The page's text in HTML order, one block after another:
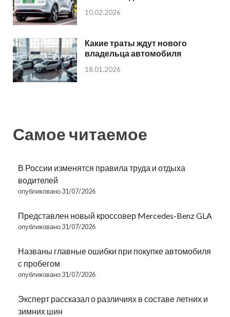
10.02.2026
Какие траты ждут нового
владельца автомобиля
18.01.2026
Самое читаемое
В России изменятся правила труда и отдыха
водителей
опубликовано 31/07/2026
Представлен новый кроссовер Mercedes-Benz GLA
опубликовано 31/07/2026
Названы главные ошибки при покупке автомобиля
с пробегом
опубликовано 31/07/2026
Эксперт рассказал о различиях в составе летних и
зимних шин